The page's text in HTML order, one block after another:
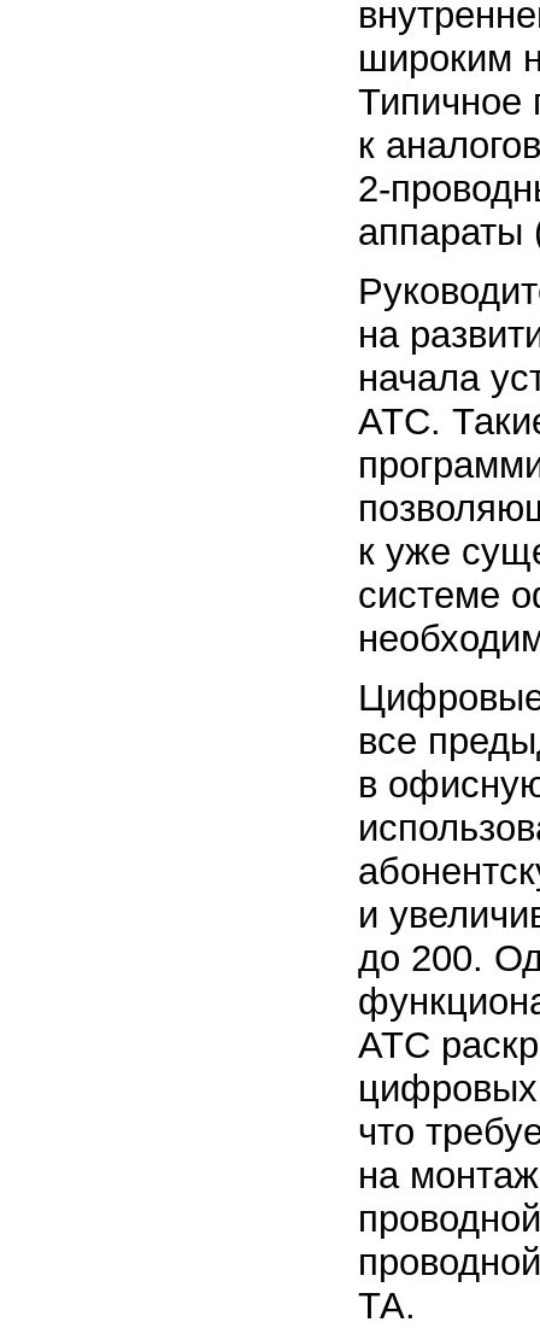
широким
Типичное
к
2-
аппараты
на
начала
АТС.
к уже
системе
все
в
и
до 200.
АТС
цифровых
что
на
ТА.